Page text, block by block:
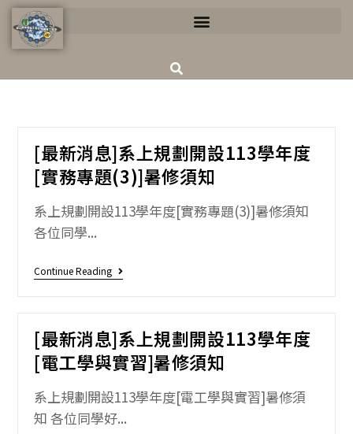
[最新消息]系上規劃開設113學年度
[實務專題(3)]暑修須知
系上規劃開設113學年度[實務專題(3)]暑修須知
各位同學...
Continue Reading
[最新消息]系上規劃開設113學年度
[電工學與實習]暑修須知
系上規劃開設113學年度[電工學與實習]暑修須
知 各位同學好...